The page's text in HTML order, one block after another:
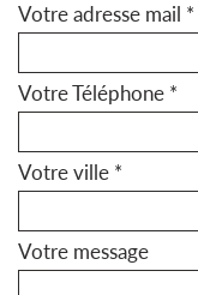
Votre adresse mail *
Votre Téléphone *
Votre ville *
Votre message